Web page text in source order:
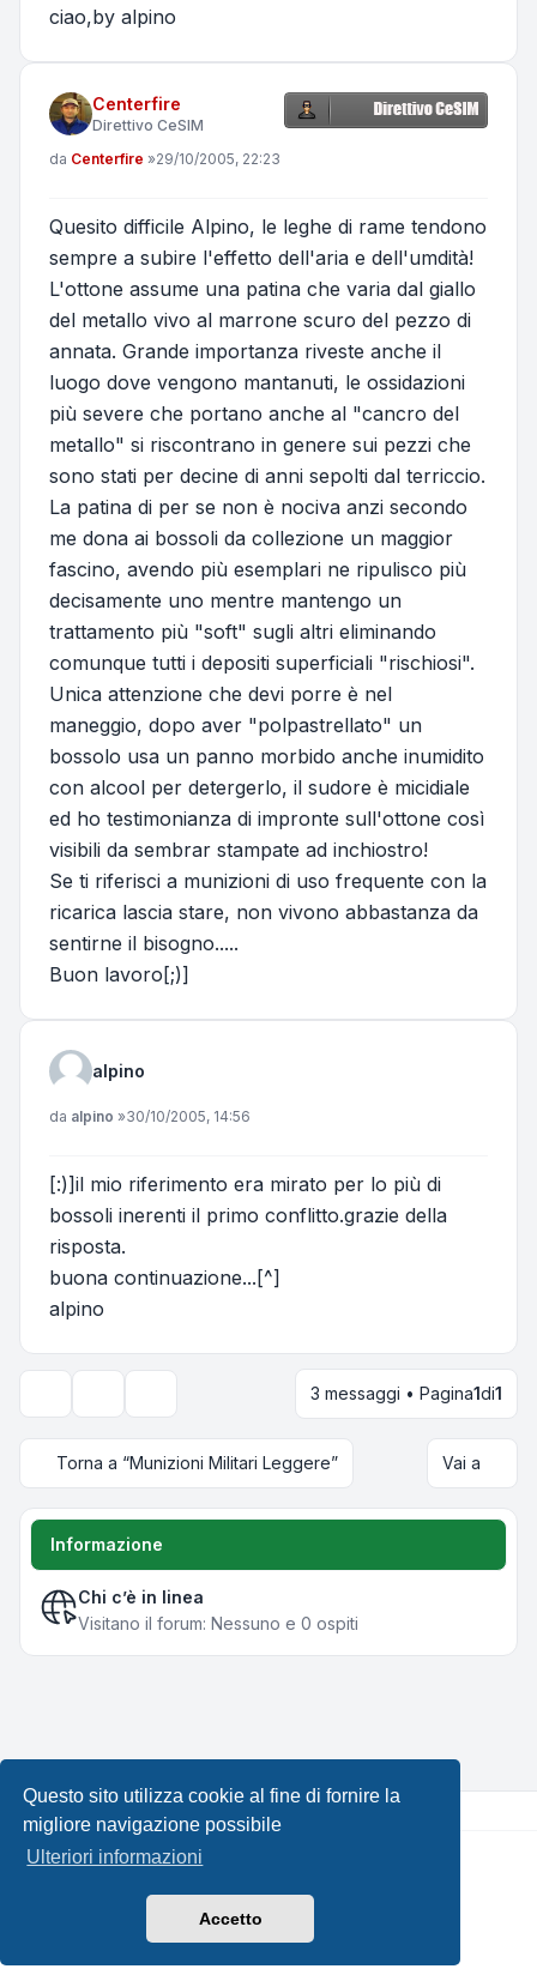
Questo sito utilizza cookie al fine di fornire la
migliore navigazione possibile
Ulteriori informazioni
Accetto
ciao,by alpino
Centerfire
Direttivo CeSIM
Messaggio
da Centerfire »29/10/2005, 22:23
Quesito difficile Alpino, le leghe di rame tendono
sempre a subire l'effetto dell'aria e dell'umdità!
L'ottone assume una patina che varia dal giallo
del metallo vivo al marrone scuro del pezzo di
annata. Grande importanza riveste anche il
luogo dove vengono mantanuti, le ossidazioni
più severe che portano anche al "cancro del
metallo" si riscontrano in genere sui pezzi che
sono stati per decine di anni sepolti dal terriccio.
La patina di per se non è nociva anzi secondo
me dona ai bossoli da collezione un maggior
fascino, avendo più esemplari ne ripulisco più
decisamente uno mentre mantengo un
trattamento più "soft" sugli altri eliminando
comunque tutti i depositi superficiali "rischiosi".
Unica attenzione che devi porre è nel
maneggio, dopo aver "polpastrellato" un
bossolo usa un panno morbido anche inumidito
con alcool per detergerlo, il sudore è micidiale
ed ho testimonianza di impronte sull'ottone così
visibili da sembrar stampate ad inchiostro!
Se ti riferisci a munizioni di uso frequente con la
ricarica lascia stare, non vivono abbastanza da
sentirne il bisogno.....
Buon lavoro[;)]
alpino
Messaggio
da alpino »30/10/2005, 14:56
[:)]il mio riferimento era mirato per lo più di
bossoli inerenti il primo conflitto.grazie della
risposta.
buona continuazione...[^]
alpino
Opzioni di visualizzazione e ordinamento
3 messaggi • Pagina1di1
Torna a “Munizioni Militari Leggere” Vai a
Informazione
Chi c’è in linea
Visitano il forum: Nessuno e 0 ospiti
Creato daphpBB® Forum Software © phpBB Limited •
Leenoz.com
phpBB-Italia.it
Condizioni|Tutti gli orari sono